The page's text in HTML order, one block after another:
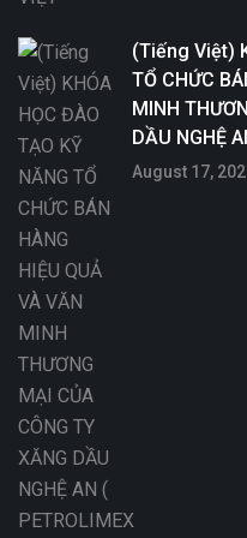
(Tiếng Việt)
TỔ CHỨC
MINH
DẦU NGHỆ
August 17,